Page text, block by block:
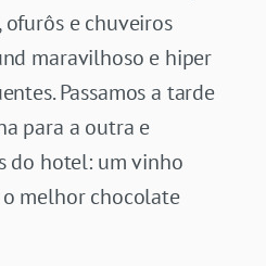
ofurôs e chuveiros
maravilhoso e hiper
Passamos a tarde
para a outra e
do hotel: um vinho
melhor chocolate